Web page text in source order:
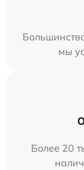
мы
Более 20